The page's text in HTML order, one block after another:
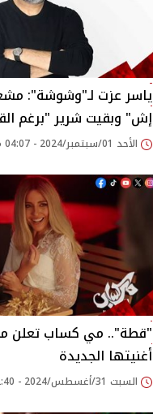
ياسر عزت لـ"وشوشة":
إش" وبقيت شرير "برغم
الأحد 01/سبتمبر/2024 - 04:07 م
"قطة".. مي كساب تعلن
أغنيتها الجديدة‎
السبت 31/أغسطس/2024 - 12:40 م